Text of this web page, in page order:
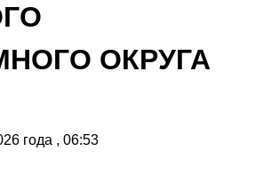
ОКРУГА
года , 06:53